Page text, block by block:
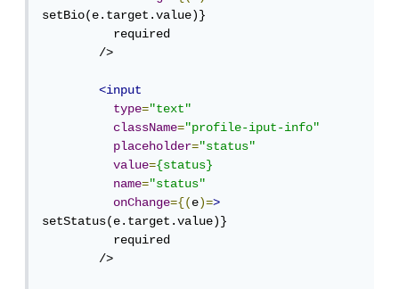
setBio(e.target.value)}
          required
        />
<input
type="text"
className="profile-iput-info"
placeholder="status"
value={status}
name="status"
onChange={(e)=>
setStatus(e.target.value)}
          required
        />